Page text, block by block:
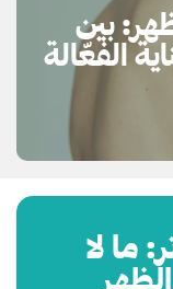
بين
الفعّالة
ما لا